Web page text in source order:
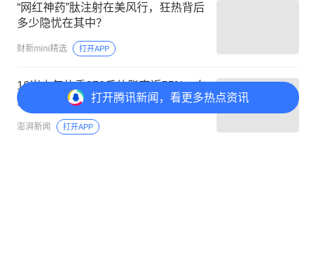
打开腾讯新闻，看更多热点资讯
“网红神药”肽注射在美风行，狂热背后
多少隐忧在其中？
财新mini精选 打开APP
16岁少年体重370斤体脂率近55%，在
沪接受“缩胃”手术
澎湃新闻 打开APP